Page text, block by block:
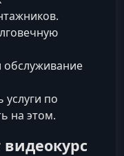
обслуживание
по
на этом.
видеокурс